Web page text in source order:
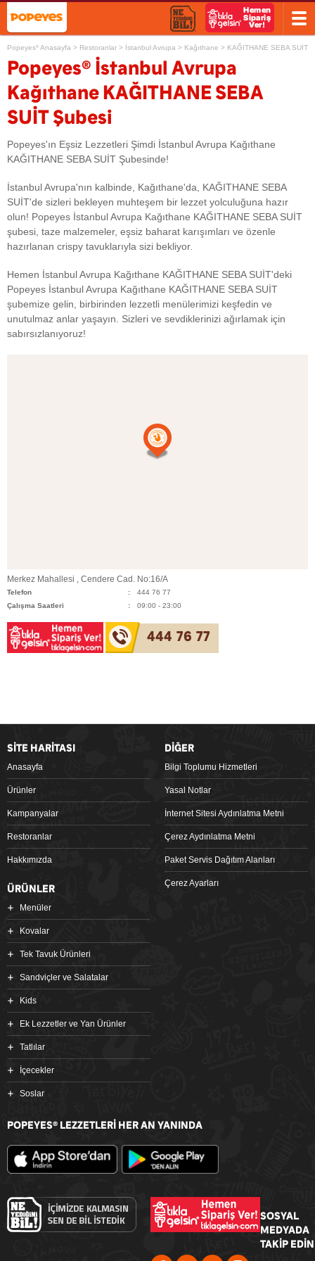
Popeyes® Anasayfa > Restoranlar > İstanbul Avrupa > Kağıthane > KAĞITHANE SEBA SUİT
Popeyes®
İstanbul Avrupa
Kağıthane KAĞITHANE SEBA
SUİT Şubesi
Popeyes'ın Eşsiz Lezzetleri Şimdi İstanbul Avrupa Kağıthane
KAĞITHANE SEBA SUİT Şubesinde!
İstanbul Avrupa'nın kalbinde, Kağıthane'da, KAĞITHANE SEBA
SUİT'de sizleri bekleyen muhteşem bir lezzet yolculuğuna hazır
olun! Popeyes İstanbul Avrupa Kağıthane KAĞITHANE SEBA SUİT
şubesi, taze malzemeler, eşsiz baharat karışımları ve özenle
hazırlanan crispy tavuklarıyla sizi bekliyor.
Hemen İstanbul Avrupa Kağıthane KAĞITHANE SEBA SUİT'deki
Popeyes İstanbul Avrupa Kağıthane KAĞITHANE SEBA SUİT
şubemize gelin, birbirinden lezzetli menülerimizi keşfedin ve
unutulmaz anlar yaşayın. Sizleri ve sevdiklerinizi ağırlamak için
sabırsızlanıyoruz!
Merkez Mahallesi , Cendere Cad. No:16/A
Telefon
444 76 77
Çalışma Saatleri
09:00 - 23:00
444 76 77
SİTE HARİTASI
Anasayfa
Ürünler
Kampanyalar
Restoranlar
Hakkımızda
DİĞER
Bilgi Toplumu Hizmetleri
Yasal Notlar
İnternet Sitesi Aydınlatma Metni
Çerez Aydınlatma Metni
Paket Servis Dağıtım Alanları
Çerez Ayarları
ÜRÜNLER
Menüler
Kovalar
Tek Tavuk Ürünleri
Sandviçler ve Salatalar
Kids
Ek Lezzetler ve Yan Ürünler
Tatlılar
İçecekler
Soslar
POPEYES® LEZZETLERİ HER AN YANINDA
SOSYAL
MEDYADA
TAKİP EDİN